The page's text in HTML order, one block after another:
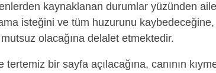
kaynaklanan durumlar yüzünden
isteğini ve tüm huzurunu
olacağına delalet etmektedir.
tertemiz bir sayfa açılacağına, canının